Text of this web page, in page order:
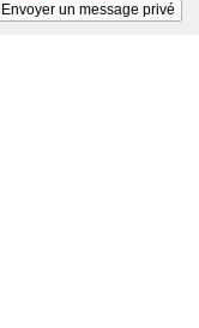
Envoyer un message privé